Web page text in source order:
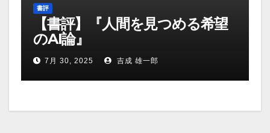
書評
【書評】『人間を見つめる希望
のAI論』
7月 30, 2025 吉成 雄一郎